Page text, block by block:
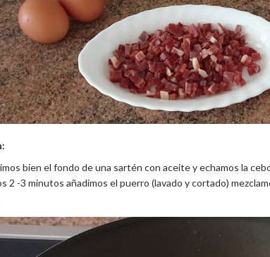
bien el fondo de una sartén con aceite y echamos la
2 -3 minutos añadimos el puerro (lavado y cortado)